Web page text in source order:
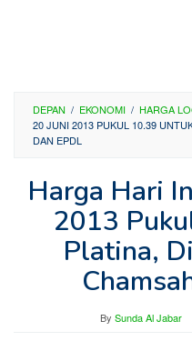
DEPAN / EKONOMI / HARGA
20 JUNI 2013 PUKUL 10.39
DAN EPDL
Harga Hari
2013
Platina,
By Sunda Al Jabar